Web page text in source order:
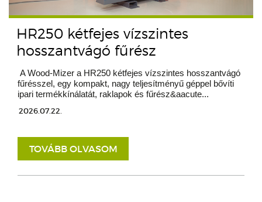
HR250 kétfejes vízszintes
hosszantvágó fűrész
A Wood-Mizer a HR250 kétfejes vízszintes hosszantvágó
fűrésszel, egy kompakt, nagy teljesítményű géppel bővíti
ipari termékkínálatát, raklapok és fűrész&aacute...
2026.07.22.
TOVÁBB OLVASOM